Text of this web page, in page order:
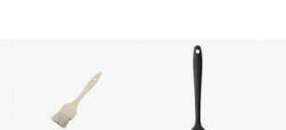
超贈點回饋者 - 購物中心商店之商品：商
除運費/購物金/超贈點/福利金/紅利折抵/折
4. 大宗採購或批發轉賣不具回饋資格： 如
宗採購、批發轉賣而非最終消費使用者，
中心之認定為準